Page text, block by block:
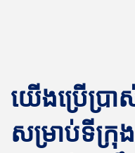
យើងប្រើប្
សម្រាប់ទីក្រុ